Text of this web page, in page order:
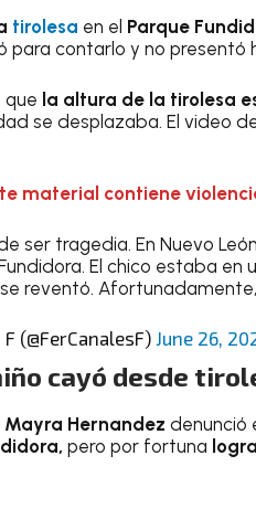
tirolesa en el Parque
para contarlo y no presentó
que la altura de la tirolesa
se desplazaba. El video
material contiene
ser tragedia. En Nuevo
El chico estaba
reventó. Afortunadamente,
(@FerCanalesF) June 26,
cayó desde
Mayra Hernandez denunció
pero por fortuna